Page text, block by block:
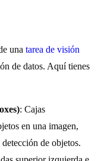
una tarea de visión
de datos. Aquí tienes
: Cajas
en una imagen,
de objetos.